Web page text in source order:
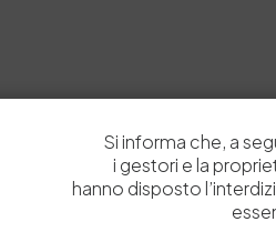
Si informa che, a
i gestori e la
hanno disposto